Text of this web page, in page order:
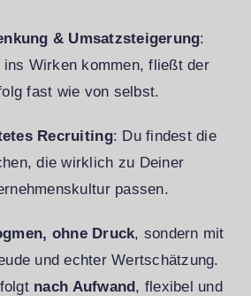
& Umsatzsteigerung:
ins Wirken kommen, fließt der
fast wie von selbst.
Recruiting: Du findest die
die wirklich zu Deiner
passen.
ohne Druck, sondern mit
und echter Wertschätzung.
nach Aufwand, flexibel und